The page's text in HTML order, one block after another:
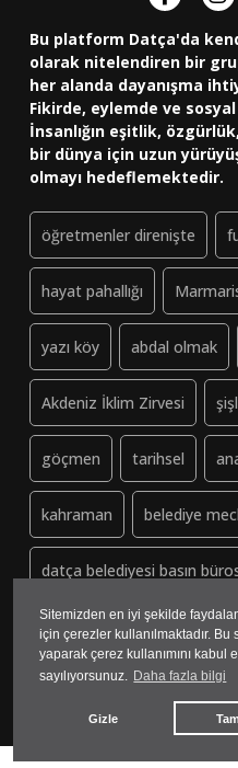
Sitemizden en iyi şekilde
için çerezler kullanılmaktadır. Bu
yaparak çerez kullanımını kabul
sayılıyorsunuz. Daha fazla bilgi
Gizle
Bu platform Datça'da
olarak nitelendiren bir
her alanda dayanışma
Fikirde, eylemde ve sosyal
İnsanlığın eşitlik,
bir dünya için uzun
olmayı hedeflemektedir.
öğretmenler direnişte
hayat pahallığı
yazı köy abdal olmak
Akdeniz İklim Zirvesi
göçmen tarihsel
kahraman belediye
datça belediyesi basın
Dayanisma-Datca.org (ↄ) Copyleft